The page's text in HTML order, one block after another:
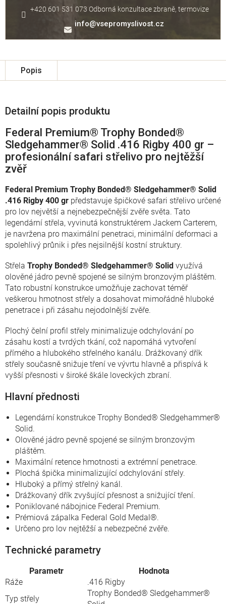
info@vsepromyslivost.cz
+420 601 531 073 Odborná konzultace zbraně, termovize
Popis
Detailní popis produktu
Federal Premium® Trophy Bonded®
Sledgehammer® Solid .416 Rigby 400 gr –
profesionální safari střelivo pro nejtěžší
zvěř
Federal Premium Trophy Bonded® Sledgehammer® Solid
.416 Rigby 400 gr představuje špičkové safari střelivo určené
pro lov největší a nejnebezpečnější zvěře světa. Tato
legendární střela, vyvinutá konstruktérem Jackem Carterem,
je navržena pro maximální penetraci, minimální deformaci a
spolehlivý průnik i přes nejsilnější kostní struktury.
Střela Trophy Bonded® Sledgehammer® Solid využívá
olověné jádro pevně spojené se silným bronzovým pláštěm.
Tato robustní konstrukce umožňuje zachovat téměř
veškerou hmotnost střely a dosahovat mimořádně hluboké
penetrace i při zásahu nejodolnější zvěře.
Plochý čelní profil střely minimalizuje odchylování po
zásahu kostí a tvrdých tkání, což napomáhá vytvoření
přímého a hlubokého střelného kanálu. Drážkovaný dřík
střely současně snižuje tření ve vývrtu hlavně a přispívá k
vyšší přesnosti v široké škále loveckých zbraní.
Hlavní přednosti
Legendární konstrukce Trophy Bonded® Sledgehammer®
Solid.
Olověné jádro pevně spojené se silným bronzovým
pláštěm.
Maximální retence hmotnosti a extrémní penetrace.
Plochá špička minimalizující odchylování střely.
Hluboký a přímý střelný kanál.
Drážkovaný dřík zvyšující přesnost a snižující tření.
Poniklované nábojnice Federal Premium.
Prémiová zápalka Federal Gold Medal®.
Určeno pro lov nejtěžší a nebezpečné zvěře.
Technické parametry
Parametr
Hodnota
Ráže
.416 Rigby
Typ střely
Trophy Bonded® Sledgehammer®